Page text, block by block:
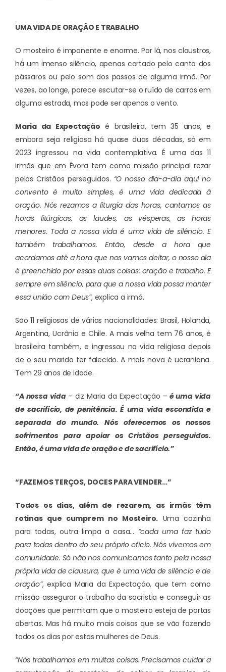
UMA VIDA DE ORAÇÃO E TRABALHO
O mosteiro é imponente e enorme. Por lá, nos claustros,
há um imenso silêncio, apenas cortado pelo canto dos
pássaros ou pelo som dos passos de alguma irmã. Por
vezes, ao longe, parece escutar-se o ruído de carros em
alguma estrada, mas pode ser apenas o vento.
Maria da Expectação é brasileira, tem 35 anos, e
embora seja religiosa há quase duas décadas, só em
2023 ingressou na vida contemplativa. É uma das 11
irmãs que em Évora tem como missão principal rezar
pelos Cristãos perseguidos. “O nosso dia-a-dia aqui no
convento é muito simples, é uma vida dedicada à
oração. Nós rezamos a liturgia das horas, cantamos as
horas litúrgicas, as laudes, as vésperas, as horas
menores. Toda a nossa vida é uma vida de silêncio. E
também trabalhamos. Então, desde a hora que
acordamos até a hora que nos vamos deitar, o nosso dia
é preenchido por essas duas coisas: oração e trabalho. E
sempre em silêncio, para que a nossa vida possa manter
essa união com Deus”, explica a irmã.
São 11 religiosas de várias nacionalidades: Brasil, Holanda,
Argentina, Ucrânia e Chile. A mais velha tem 76 anos, é
brasileira também, e ingressou na vida religiosa depois
de o seu marido ter falecido. A mais nova é ucraniana.
Tem 29 anos de idade.
“A nossa vida – diz Maria da Expectação – é uma vida
de sacrifício, de penitência. É uma vida escondida e
separada do mundo. Nós oferecemos os nossos
sofrimentos para apoiar os Cristãos perseguidos.
Então, é uma vida de oração e de sacrifício.”
“FAZEMOS TERÇOS, DOCES PARA VENDER…”
Todos os dias, além de rezarem, as irmãs têm
rotinas que cumprem no Mosteiro. Uma cozinha
para todas, outra limpa a casa… “cada uma faz tudo
para todas dentro do seu próprio ofício. Nós vivemos em
comunidade. Só não nos comunicamos tanto pela nossa
própria vida de clausura, que é uma vida de silêncio e de
oração”, explica Maria da Expectação, que tem como
missão assegurar o trabalho da sacristia e conseguir as
doações que permitam que o mosteiro esteja de portas
abertas. Mas há muito mais coisas que se vão fazendo
todos os dias por estas mulheres de Deus.
“Nós trabalhamos em muitas coisas. Precisamos cuidar a